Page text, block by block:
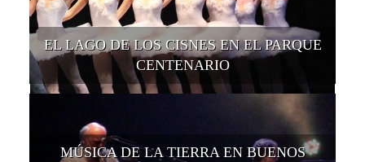
EL LAGO DE LOS CISNES EN EL PARQUE
CENTENARIO
MÚSICA DE LA TIERRA EN BUENOS